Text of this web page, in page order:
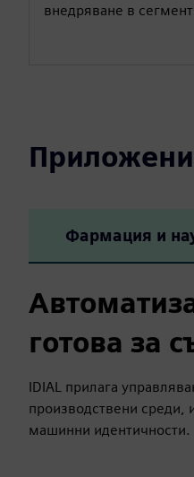
внедряване в
Фармация и
готова за
IDIAL прилага
производствени среди,
машинни идентичности.